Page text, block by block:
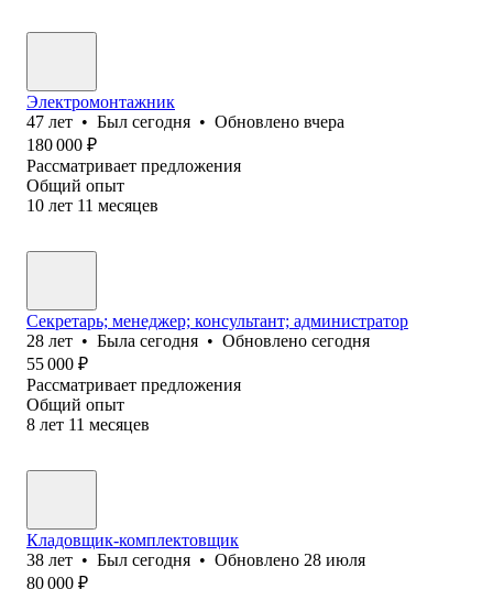
Электромонтажник
47 лет • Был сегодня • Обновлено вчера
180 000 ₽
Рассматривает предложения
Общий опыт
10 лет 11 месяцев
Секретарь; менеджер; консультант; администратор
28 лет • Была сегодня • Обновлено сегодня
55 000 ₽
Рассматривает предложения
Общий опыт
8 лет 11 месяцев
Кладовщик-комплектовщик
38 лет • Был сегодня • Обновлено 28 июля
80 000 ₽